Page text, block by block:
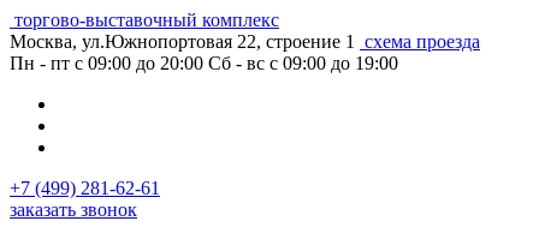
торгово-выставочный комплекс
Москва, ул.Южнопортовая 22, строение 1
схема проезда
Пн - пт с 09:00 до 20:00 Сб - вс с 09:00 до 19:00
+7 (499) 281-62-61
заказать звонок